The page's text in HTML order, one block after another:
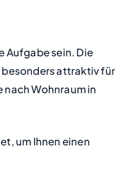
Aufgabe sein. Die
besonders attraktiv für
Wohnraum in
um Ihnen einen